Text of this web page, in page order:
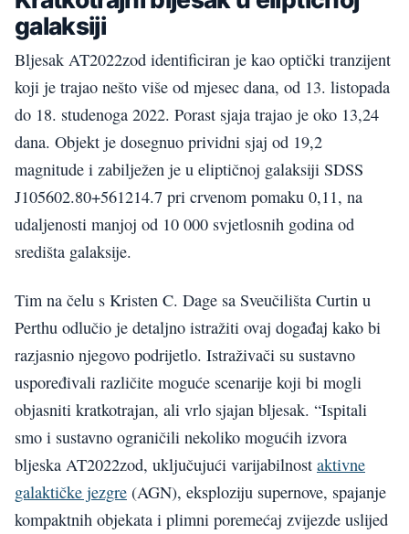
galaksiji
Bljesak AT2022zod identificiran je kao optički tranzijent
koji je trajao nešto više od mjesec dana, od 13. listopada
do 18. studenoga 2022. Porast sjaja trajao je oko 13,24
dana. Objekt je dosegnuo prividni sjaj od 19,2
magnitude i zabilježen je u eliptičnoj galaksiji SDSS
J105602.80+561214.7 pri crvenom pomaku 0,11, na
udaljenosti manjoj od 10 000 svjetlosnih godina od
središta galaksije.
Tim na čelu s Kristen C. Dage sa Sveučilišta Curtin u
Perthu odlučio je detaljno istražiti ovaj događaj kako bi
razjasnio njegovo podrijetlo. Istraživači su sustavno
uspoređivali različite moguće scenarije koji bi mogli
objasniti kratkotrajan, ali vrlo sjajan bljesak. “Ispitali
smo i sustavno ograničili nekoliko mogućih izvora
bljeska AT2022zod, uključujući varijabilnost aktivne
galaktičke jezgre (AGN), eksploziju supernove, spajanje
kompaktnih objekata i plimni poremećaj zvijezde uslijed